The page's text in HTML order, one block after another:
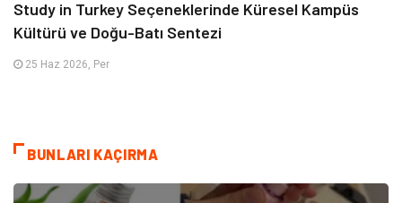
Study in Turkey Seçeneklerinde Küresel Kampüs
Kültürü ve Doğu-Batı Sentezi
25 Haz 2026, Per
BUNLARI KAÇIRMA